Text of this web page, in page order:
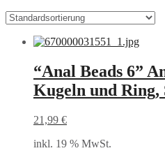
“Anal Beads 6”
Kugeln und Ring,
21,99 €
inkl. 19 % MwSt.